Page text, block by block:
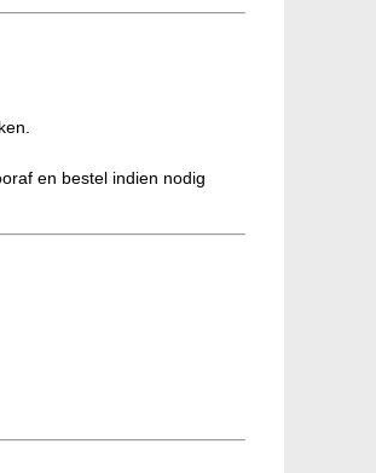
en bestel indien nodig